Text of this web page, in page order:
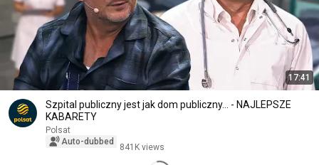
17:41
Szpital publiczny jest jak dom publiczny... - NAJLEPSZE
KABARETY
Polsat
Auto-dubbed
841K views